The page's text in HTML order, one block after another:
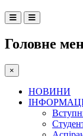
Головне
×
НОВИНИ